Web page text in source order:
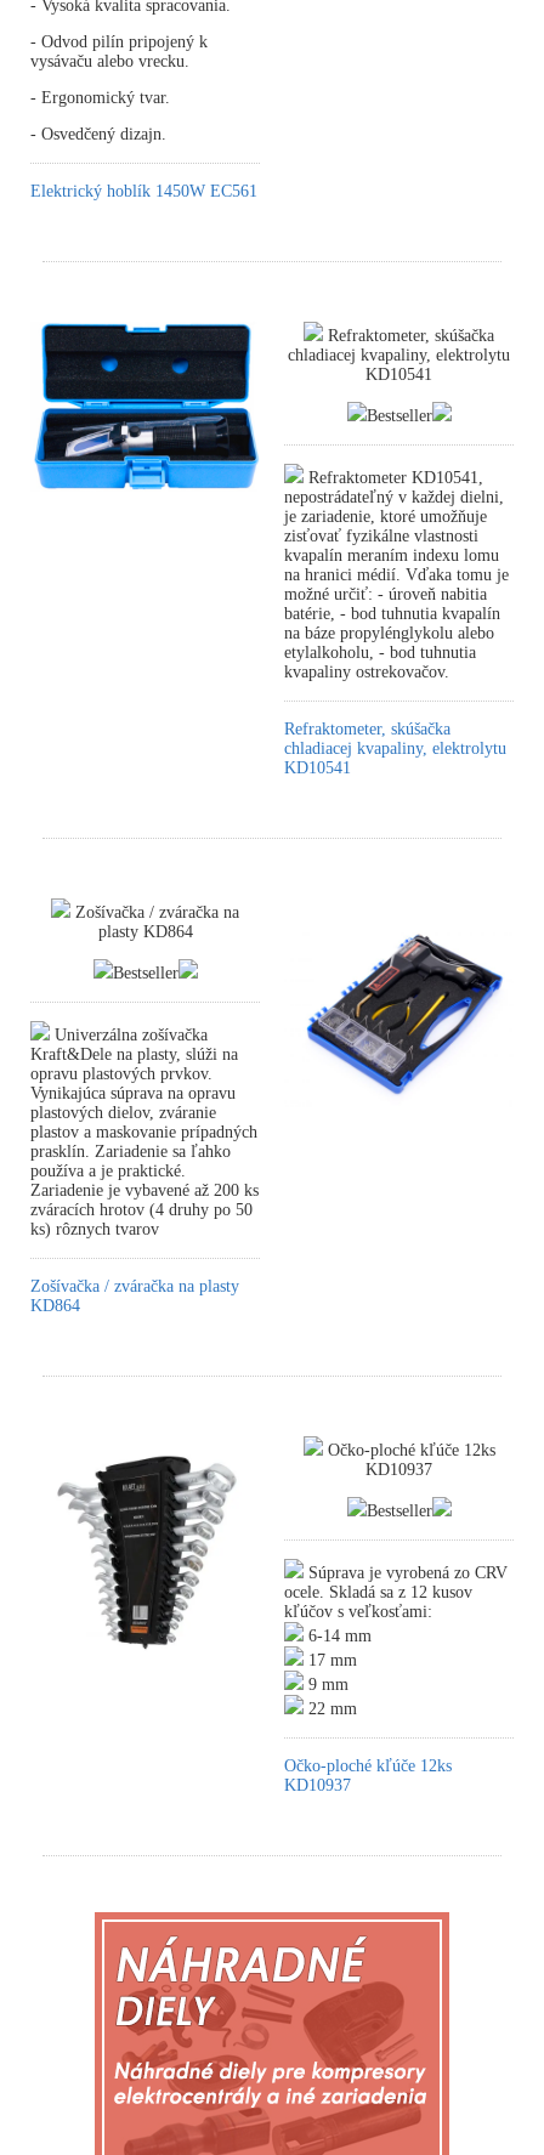
- Vysoká kvalita spracovania.
- Odvod pilín pripojený k
vysávaču alebo vrecku.
- Ergonomický tvar.
- Osvedčený dizajn.
Elektrický hoblík 1450W EC561
Refraktometer, skúšačka
chladiacej kvapaliny, elektrolytu
KD10541
Bestseller
Refraktometer KD10541,
nepostrádateľný v každej dielni,
je zariadenie, ktoré umožňuje
zisťovať fyzikálne vlastnosti
kvapalín meraním indexu lomu
na hranici médií. Vďaka tomu je
možné určiť: - úroveň nabitia
batérie, - bod tuhnutia kvapalín
na báze propylénglykolu alebo
etylalkoholu, - bod tuhnutia
kvapaliny ostrekovačov.
Refraktometer, skúšačka
chladiacej kvapaliny, elektrolytu
KD10541
Zošívačka / zváračka na
plasty KD864
Bestseller
Univerzálna zošívačka
Kraft&Dele na plasty, slúži na
opravu plastových prvkov.
Vynikajúca súprava na opravu
plastových dielov, zváranie
plastov a maskovanie prípadných
prasklín. Zariadenie sa ľahko
používa a je praktické.
Zariadenie je vybavené až 200 ks
zváracích hrotov (4 druhy po 50
ks) rôznych tvarov
Zošívačka / zváračka na plasty
KD864
Očko-ploché kľúče 12ks
KD10937
Bestseller
Súprava je vyrobená zo CRV
ocele. Skladá sa z 12 kusov
kľúčov s veľkosťami:
6-14 mm
17 mm
9 mm
22 mm
Očko-ploché kľúče 12ks
KD10937